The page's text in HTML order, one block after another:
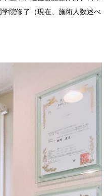
院修了（現在、施術人数述べ